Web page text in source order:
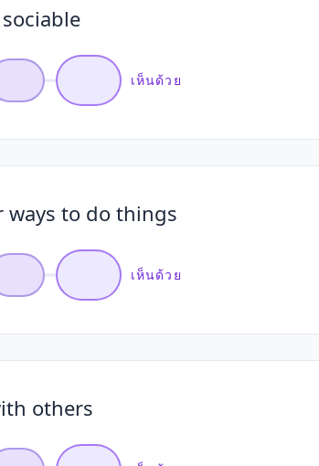
เห็นด้วย
ways to do things
เห็นด้วย
others